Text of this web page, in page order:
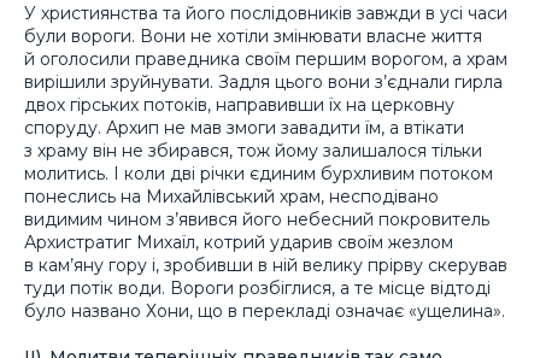
У християнства та його послідовників завжди в усі часи
були вороги. Вони не хотіли змінювати власне життя
й оголосили праведника своїм першим ворогом, а храм
вирішили зруйнувати. Задля цього вони з’єднали гирла
двох гірських потоків, направивши їх на церковну
споруду. Архип не мав змоги завадити їм, а втікати
з храму він не збирався, тож йому залишалося тільки
молитись. І коли дві річки єдиним бурхливим потоком
понеслись на Михайлівський храм, несподівано
видимим чином з’явився його небесний покровитель
Архистратиг Михаїл, котрий ударив своїм жезлом
в кам’яну гору і, зробивши в ній велику прірву скерував
туди потік води. Вороги розбіглися, а те місце відтоді
було названо Хони, що в перекладі означає «ущелина».